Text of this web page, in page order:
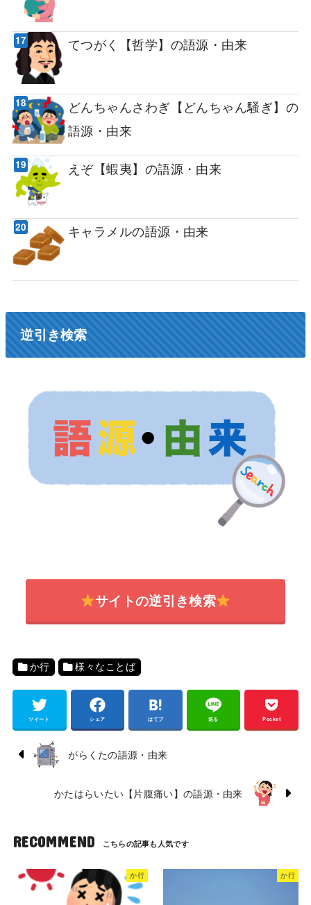
てつがく【哲学】の語源・由来
どんちゃんさわぎ【どんちゃん騒ぎ】の
語源・由来
えぞ【蝦夷】の語源・由来
キャラメルの語源・由来
逆引き検索
サイトの逆引き検索
か行 様々なことば
ツイート シェア はてブ 送る Pocket
がらくたの語源・由来
かたはらいたい【片腹痛い】の語源・由来
RECOMMEND
か行 か行